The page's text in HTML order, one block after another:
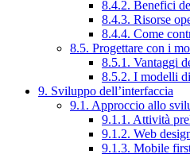
8.4.2. Benefici
8.4.3. Risorse
8.4.4. Come
8.5. Progettare con i
8.5.1. Vantaggi
8.5.2. I modelli
9. Sviluppo dell’interfaccia
9.1. Approccio allo
9.1.1. Attività
9.1.2. Web
9.1.3. Mobile